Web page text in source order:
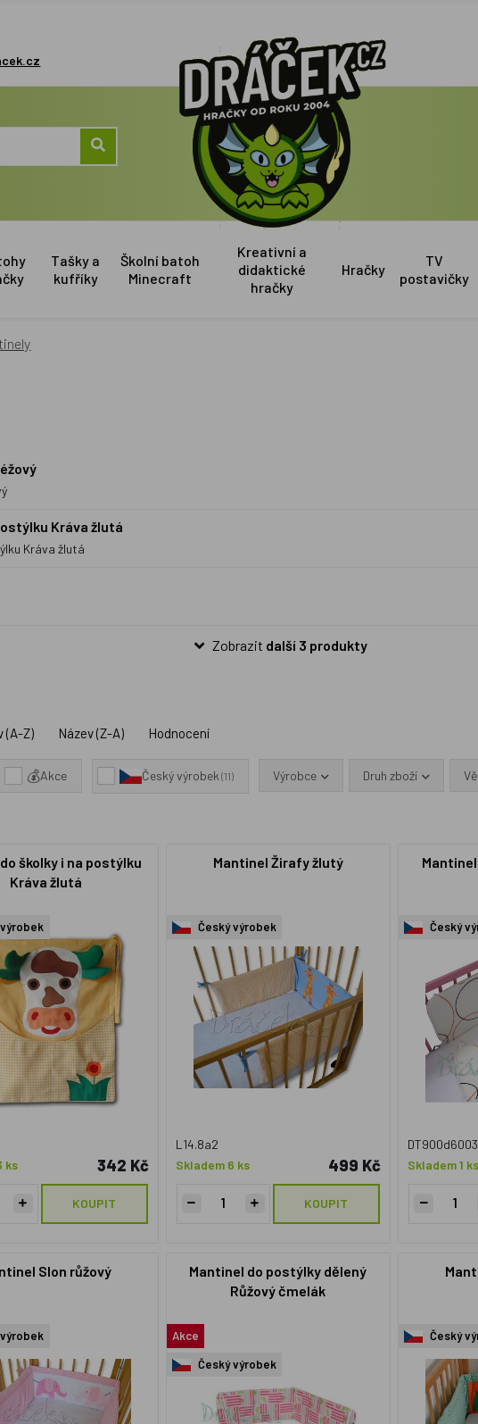
Tašky a
kufříky
Školní batoh
Minecraft
Kreativní a
didaktické
hračky
Hračky
TV
postavičky
Kráva žlutá
Kráva žlutá
Zobrazit další 3 produkty
(A-Z) Název (Z-A) Hodnocení
💰Akce Český výrobek (11) Výrobce Druh zboží
školky i na postýlku
Kráva žlutá
ks
342 Kč
KOUPIT
Mantinel Žirafy žlutý
Český výrobek
L14.8a2
Skladem 6 ks
499 Kč
KOUPIT
Český
Skladem 1 ks
Slon růžový
Mantinel do postýlky dělený
Růžový čmelák
Akce
Český výrobek
Český